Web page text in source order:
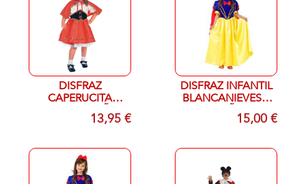
DISFRAZ
CAPERUCITA
ROJO T 7-9 AÑOS
13,95 €
DISFRAZ INFANTIL
BLANCANIEVES T
1-3 AÑOS15,00 €